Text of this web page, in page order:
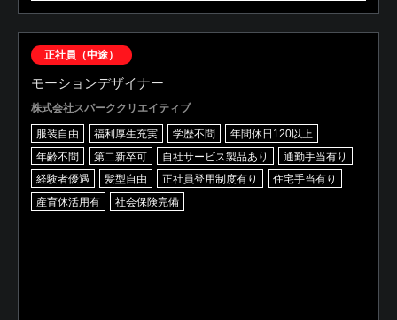
正社員（中途）
モーションデザイナー
株式会社スパーククリエイティブ
服装自由 福利厚生充実 学歴不問
年間休日120以上
年齢不問
第二新卒可 自社サービス製品あり
通勤手当有り
経験者優遇
髪型自由 正社員登用制度有り
住宅手当有り
産育休活用有
社会保険完備